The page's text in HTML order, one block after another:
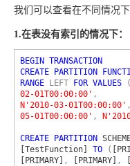
我们可以查看在不同情况
1.在表没有索引的情况下：
BEGIN TRANSACTION
CREATE PARTITION
RANGE LEFT FOR VALUES (
02-01T00:00:00' ,
N'2010-03-01T00:00:00'
05-01T00:00:00' ,
CREATE PARTITION
[TestFunction] TO (
[PRIMARY] , [PRIMARY] ,